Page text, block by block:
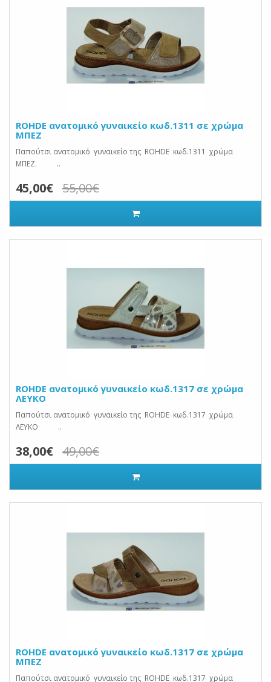
ROHDE ανατομικό γυναικείο κωδ.1311 σε χρώμα
ΜΠΕΖ
Παπούτσι ανατομικό γυναικείο της ROHDE κωδ.1311 χρώμα
ΜΠΕΖ. ..
45,00€ 55,00€
ROHDE ανατομικό γυναικείο κωδ.1317 σε χρώμα
ΛΕΥΚΟ
Παπούτσι ανατομικό γυναικείο της ROHDE κωδ.1317 χρώμα
ΛΕΥΚΟ ..
38,00€ 49,00€
ROHDE ανατομικό γυναικείο κωδ.1317 σε χρώμα
ΜΠΕΖ
Παπούτσι ανατομικό γυναικείο της ROHDE κωδ.1317 χρώμα